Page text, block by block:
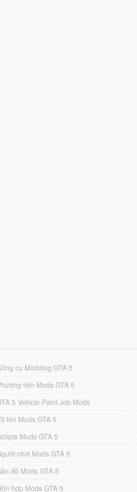
cụ Modding GTA 5
tiện Mods GTA 5
5 Vehicle Paint Job Mods
khí Mods GTA 5
Mods GTA 5
chơi Mods GTA 5
đồ Mods GTA 5
hợp Mods GTA 5